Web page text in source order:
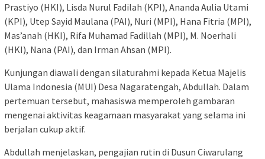
Prastiyo (HKI), Lisda Nurul Fadilah (KPI), Ananda Aulia Utami
(KPI), Utep Sayid Maulana (PAI), Nuri (MPI), Hana Fitria (MPI),
Mas’anah (HKI), Rifa Muhamad Fadillah (MPI), M. Noerhali
(HKI), Nana (PAI), dan Irman Ahsan (MPI).
Kunjungan diawali dengan silaturahmi kepada Ketua Majelis
Ulama Indonesia (MUI) Desa Nagaratengah, Abdullah. Dalam
pertemuan tersebut, mahasiswa memperoleh gambaran
mengenai aktivitas keagamaan masyarakat yang selama ini
berjalan cukup aktif.
Abdullah menjelaskan, pengajian rutin di Dusun Ciwarulang